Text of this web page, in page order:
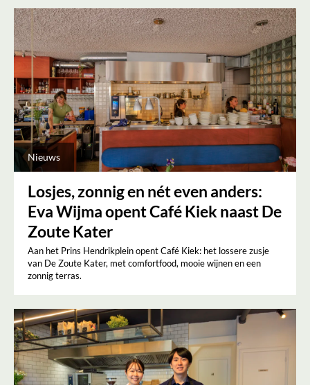
Nieuws
Losjes, zonnig en nét even anders:
Eva Wijma opent Café Kiek naast De
Zoute Kater
Aan het Prins Hendrikplein opent Café Kiek: het lossere zusje
van De Zoute Kater, met comfortfood, mooie wijnen en een
zonnig terras.